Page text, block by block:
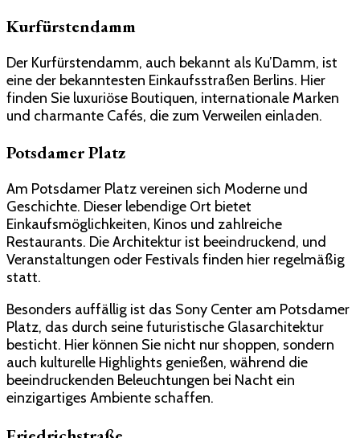
Kurfürstendamm
Der Kurfürstendamm, auch bekannt als Ku’Damm, ist
eine der bekanntesten Einkaufsstraßen Berlins. Hier
finden Sie luxuriöse Boutiquen, internationale Marken
und charmante Cafés, die zum Verweilen einladen.
Potsdamer Platz
Am Potsdamer Platz vereinen sich Moderne und
Geschichte. Dieser lebendige Ort bietet
Einkaufsmöglichkeiten, Kinos und zahlreiche
Restaurants. Die Architektur ist beeindruckend, und
Veranstaltungen oder Festivals finden hier regelmäßig
statt.
Besonders auffällig ist das Sony Center am Potsdamer
Platz, das durch seine futuristische Glasarchitektur
besticht. Hier können Sie nicht nur shoppen, sondern
auch kulturelle Highlights genießen, während die
beeindruckenden Beleuchtungen bei Nacht ein
einzigartiges Ambiente schaffen.